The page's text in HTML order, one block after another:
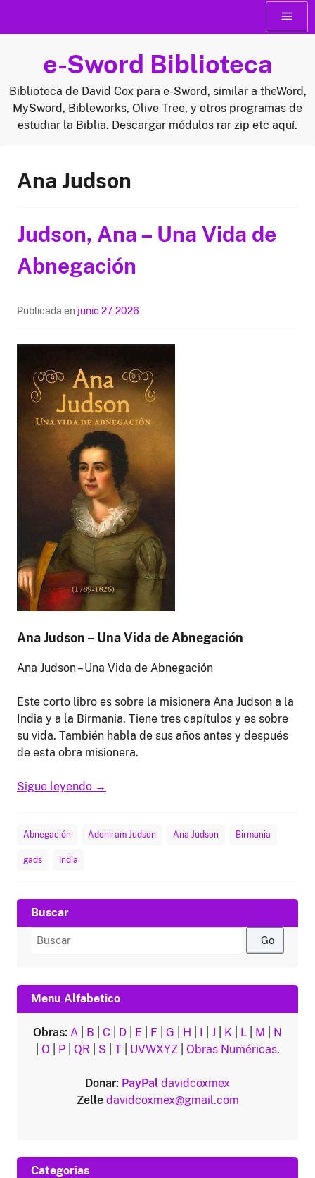
Menú
e-Sword Biblioteca
Biblioteca de David Cox para e-Sword, similar a theWord,
MySword, Bibleworks, Olive Tree, y otros programas de
estudiar la Biblia. Descargar módulos rar zip etc aquí.
Ana Judson
Judson, Ana – Una Vida de
Abnegación
Publicada en junio 27, 2026
Ana Judson – Una Vida de Abnegación
Ana Judson – Una Vida de Abnegación
Este corto libro es sobre la misionera Ana Judson a la
India y a la Birmania. Tiene tres capítulos y es sobre
su vida. También habla de sus años antes y después
de esta obra misionera.
Sigue leyendo →
Abnegación Adoniram Judson Ana Judson Birmania
gads India
Buscar
Buscar
Menu Alfabetico
Obras: A B C D E F G H I J K L M
N
O P| QR S T| UVWXYZ| Obras Numéricas.
Donar: PayPal davidcoxmex
Zelle davidcoxmex@gmail.com
Categorias